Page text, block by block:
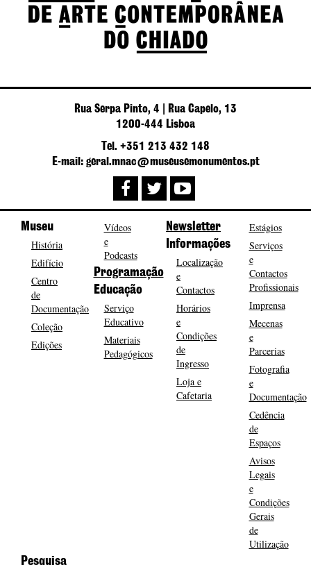
Rua Serpa Pinto, 4 | Rua Capelo, 13
1200-444 Lisboa
Tel. +351 213 432 148
E-mail: geral.mnac@museusemonumentos.pt
Museu
História
Edifício
Centro
de
Documentação
Coleção
Edições
Vídeos
e
Podcasts
Programação
Educação
Serviço
Educativo
Materiais
Pedagógicos
Newsletter
Informações
Localização
e
Contactos
Horários
e
Condições
de
Ingresso
Loja e
Cafetaria
Estágios
Serviços
e
Contactos
Profissionais
Imprensa
Mecenas
e
Parcerias
Fotografia
e
Documentação
Cedência
de
Espaços
Avisos
Legais
e
Condições
Gerais
de
Utilização
Pesquisa